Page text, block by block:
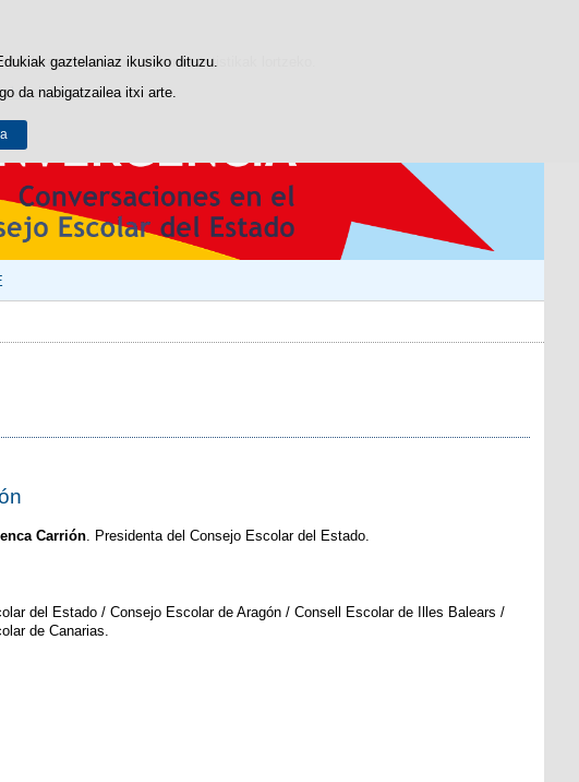
eta gogobetetasun-estatistikak lortzeko.
oharrean.
gaztelaniaz ikusiko dituzu.
da nabigatzailea itxi arte.
Carrión. Presidenta del Consejo Escolar del Estado.
del Estado / Consejo Escolar de Aragón / Consell Escolar de Illes Balears /
de Canarias.